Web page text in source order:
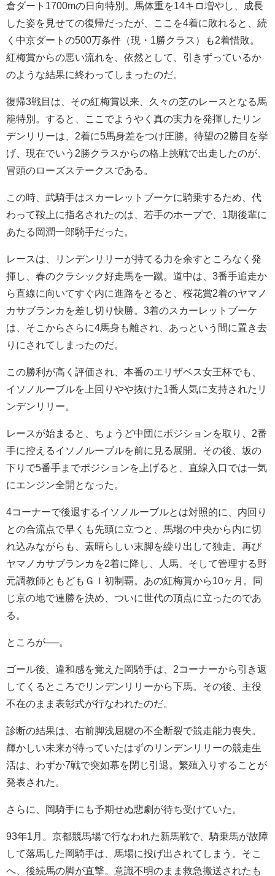
倉ダート1700mの日向特別。馬体重を14キロ増やし、成長
した姿を見せての復帰だったが、ここを4着に敗れると、続
く中京ダートの500万条件（現・1勝クラス）も2着惜敗。
紅梅賞からの悪い流れを、依然として、引きずっているか
のような結果に終わってしまったのだ。
復帰3戦目は、その紅梅賞以来、久々の芝のレースとなる馬
籠特別。すると、ここでようやく真の実力を発揮したリン
デンリリーは、2着に5馬身差をつけ圧勝。待望の2勝目を挙
げ、現在でいう2勝クラスからの格上挑戦で出走したのが、
冒頭のローズステークスである。
この時、武騎手はスカーレットブーケに騎乗するため、代
わって鞍上に指名されたのは、若手のホープで、1期後輩に
あたる岡潤一郎騎手だった。
レースは、リンデンリリーが持てる力を余すところなく発
揮し、春のクラシック好走馬を一蹴。道中は、3番手追走か
ら直線に向いてすぐ内に進路をとると、桜花賞2着のヤマノ
カサブランカを差し切り快勝。3着のスカーレットブーケ
は、そこからさらに4馬身も離され、あっという間に置き去
りにされてしまったのだ。
この勝利が高く評価され、本番のエリザベス女王杯でも、
イソノルーブルを上回りやや抜けた1番人気に支持されたリ
ンデンリリー。
レースが始まると、ちょうど中団にポジションを取り、2番
手に控えるイソノルーブルを前に見る展開。その後、坂の
下りで5番手までポジションを上げると、直線入口では一気
にエンジン全開となった。
4コーナーで後退するイソノルーブルとは対照的に、内回り
との合流点で早くも先頭に立つと、馬場の中央から内に切
れ込みながらも、素晴らしい末脚を繰り出して独走。再び
ヤマノカサブランカを2着に降し、人馬、そして管理する野
元調教師ともどもＧＩ初制覇。あの紅梅賞から10ヶ月。同
じ京の地で連勝を決め、ついに世代の頂点に立ったのであ
る。
ところが──。
ゴール後、違和感を覚えた岡騎手は、2コーナーから引き返
してくるところでリンデンリリーから下馬。その後、主役
不在のまま表彰式が行なわれたのだ。
診断の結果は、右前脚浅屈腱の不全断裂で競走能力喪失。
輝かしい未来が待っていたはずのリンデンリリーの競走生
活は、わずか7戦で突如幕を閉じ引退。繁殖入りすることが
発表された。
さらに、岡騎手にも予期せぬ悲劇が待ち受けていた。
93年1月。京都競馬場で行なわれた新馬戦で、騎乗馬が故障
して落馬した岡騎手は、馬場に投げ出されてしまう。そこ
へ、後続馬の脚が直撃。意識不明のまま救急搬送されたも